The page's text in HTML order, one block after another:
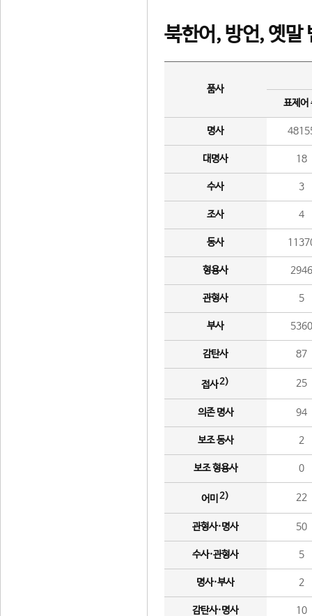
북한어, 방언, 옛말
품사
표제어
명사
대명사 18
수사 3
조사 4
동사
형용사 2946
관형사 5
부사 5360
감탄사 87
접사2) 25
의존 명사 94
보조 동사 2
보조 형용사 0
어미 2) 22
관형사·명사 50
수사·관형사 5
명사·부사 2
감탄사·명사 10